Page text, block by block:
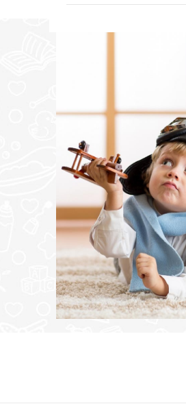
UZRAST